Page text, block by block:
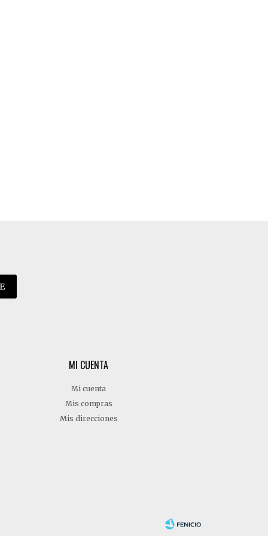
MI CUENTA
Mi cuenta
Mis compras
Mis direcciones